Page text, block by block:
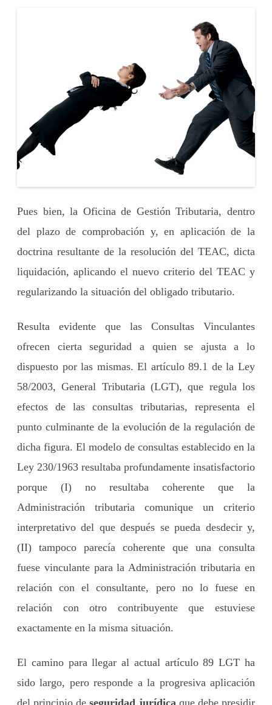
Pues bien, la Oficina de Gestión Tributaria, dentro
del plazo de comprobación y, en aplicación de la
doctrina resultante de la resolución del TEAC, dicta
liquidación, aplicando el nuevo criterio del TEAC y
regularizando la situación del obligado tributario.
Resulta evidente que las Consultas Vinculantes
ofrecen cierta seguridad a quien se ajusta a lo
dispuesto por las mismas. El artículo 89.1 de la Ley
58/2003, General Tributaria (LGT), que regula los
efectos de las consultas tributarias, representa el
punto culminante de la evolución de la regulación de
dicha figura. El modelo de consultas establecido en la
Ley 230/1963 resultaba profundamente insatisfactorio
porque (I) no resultaba coherente que la
Administración tributaria comunique un criterio
interpretativo del que después se pueda desdecir y,
(II) tampoco parecía coherente que una consulta
fuese vinculante para la Administración tributaria en
relación con el consultante, pero no lo fuese en
relación con otro contribuyente que estuviese
exactamente en la misma situación.
El camino para llegar al actual artículo 89 LGT ha
sido largo, pero responde a la progresiva aplicación
del principio deseguridad jurídica que debe presidir